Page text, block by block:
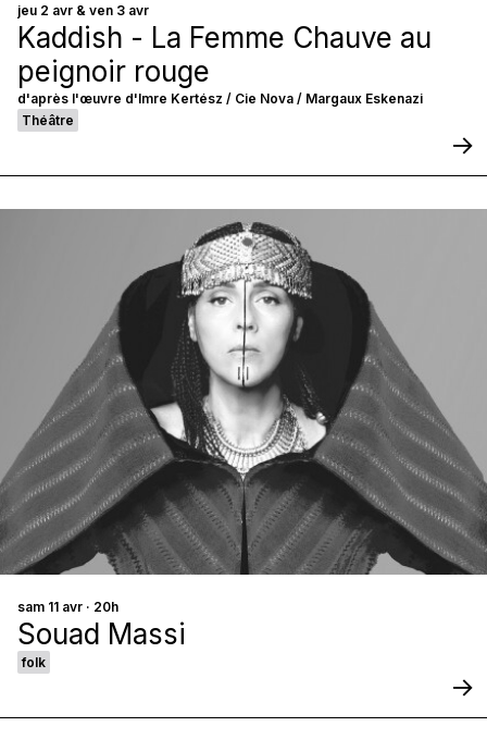
Kaddish - La Femme Chauve au
peignoir rouge
jeu 2 avr & ven 3 avr
d'après l'œuvre d'Imre Kertész / Cie Nova / Margaux Eskenazi
Théâtre
Souad Massi
sam 11 avr · 20h
folk